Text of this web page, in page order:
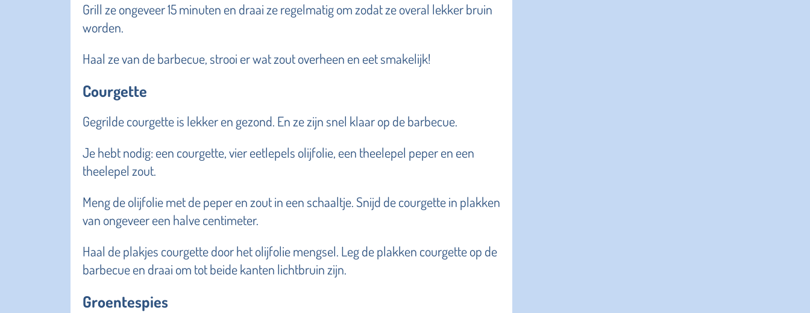
Grill ze ongeveer 15 minuten en draai ze regelmatig om zodat ze overal lekker bruin
worden.
Haal ze van de barbecue, strooi er wat zout overheen en eet smakelijk!
Courgette
Gegrilde courgette is lekker en gezond. En ze zijn snel klaar op de barbecue.
Je hebt nodig: een courgette, vier eetlepels olijfolie, een theelepel peper en een
theelepel zout.
Meng de olijfolie met de peper en zout in een schaaltje. Snijd de courgette in plakken
van ongeveer een halve centimeter.
Haal de plakjes courgette door het olijfolie mengsel. Leg de plakken courgette op de
barbecue en draai om tot beide kanten lichtbruin zijn.
Groentespies